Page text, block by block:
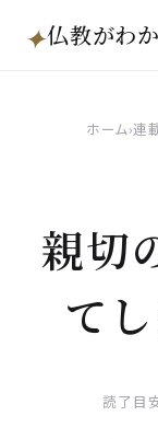
✦仏教がわ
ホーム›連
親切
て
読了目